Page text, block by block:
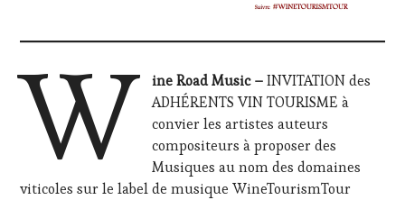
W ine Road Music –INVITATION des
ADHÉRENTS VIN TOURISME à
convier les artistes auteurs
compositeurs à proposer des
Musiques au nom des domaines
viticoles sur le label de musique WineTourismTour